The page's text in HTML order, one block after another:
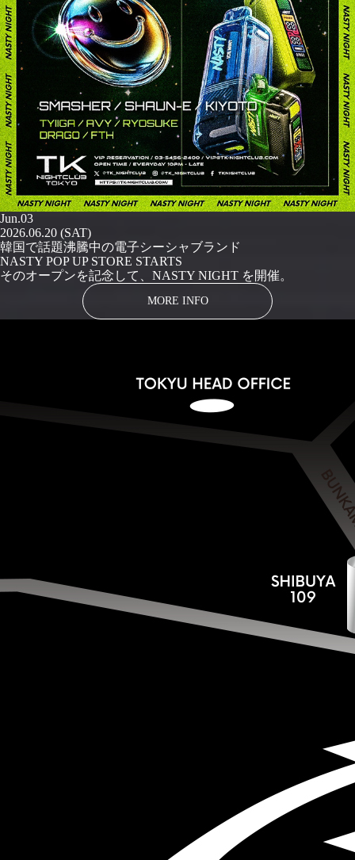
Jun.03
2026.06.20 (SAT)
韓国で話題沸騰中の電子シーシャブランド
NASTY POP UP STORE STARTS
そのオープンを記念して、NASTY NIGHT を開催。
MORE INFO